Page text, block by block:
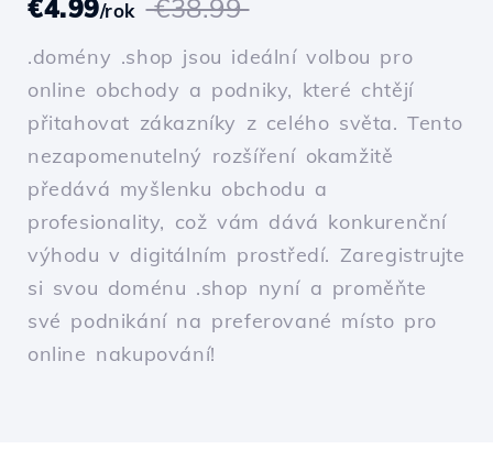
€4.99/rok €38.99
.domény .shop jsou ideální volbou pro
online obchody a podniky, které chtějí
přitahovat zákazníky z celého světa. Tento
nezapomenutelný rozšíření okamžitě
předává myšlenku obchodu a
profesionality, což vám dává konkurenční
výhodu v digitálním prostředí. Zaregistrujte
si svou doménu .shop nyní a proměňte
své podnikání na preferované místo pro
online nakupování!